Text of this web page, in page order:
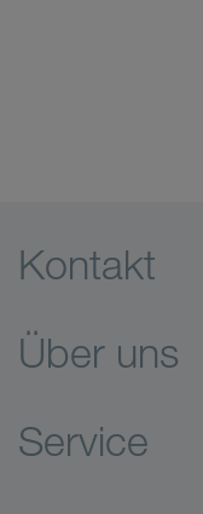
Kontakt
Über uns
Service